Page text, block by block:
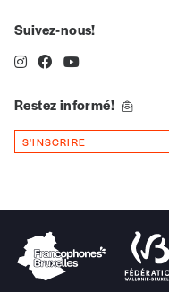
Localité
Je
J’ai lu et
personnelles
Suivez-nous!
Restez informé!
S'INSCRIRE